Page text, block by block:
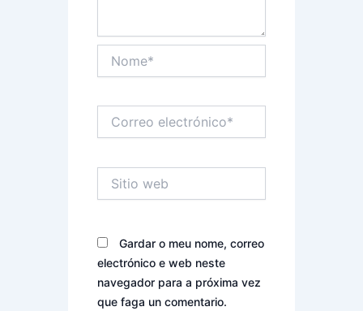
electrónico*
web
Gardar o meu nome, correo
electrónico e web neste
navegador para a próxima vez
que faga un comentario.